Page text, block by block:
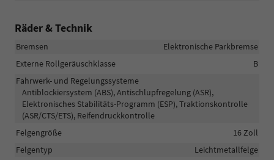
Räder & Technik
Bremsen
Elektronische Parkbremse
Externe Rollgeräuschklasse
B
Fahrwerk- und Regelungssysteme
Antiblockiersystem (ABS), Antischlupfregelung (ASR),
Elektronisches Stabilitäts-Programm (ESP), Traktionskontrolle
(ASR/CTS/ETS), Reifendruckkontrolle
Felgengröße
16 Zoll
Felgentyp
Leichtmetallfelge